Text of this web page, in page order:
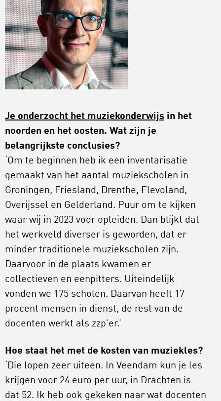
Je onderzocht het muziekonderwijs in het
noorden en het oosten. Wat zijn je
belangrijkste conclusies?
‘Om te beginnen heb ik een inventarisatie
gemaakt van het aantal muziekscholen in
Groningen, Friesland, Drenthe, Flevoland,
Overijssel en Gelderland. Puur om te kijken
waar wij in 2023 voor opleiden. Dan blijkt dat
het werkveld diverser is geworden, dat er
minder traditionele muziekscholen zijn.
Daarvoor in de plaats kwamen er
collectieven en eenpitters. Uiteindelijk
vonden we 175 scholen. Daarvan heeft 17
procent mensen in dienst, de rest van de
docenten werkt als zzp’er.’
Hoe staat het met de kosten van muziekles?
‘Die lopen zeer uiteen. In Veendam kun je les
krijgen voor 24 euro per uur, in Drachten is
dat 52. Ik heb ook gekeken naar wat docenten